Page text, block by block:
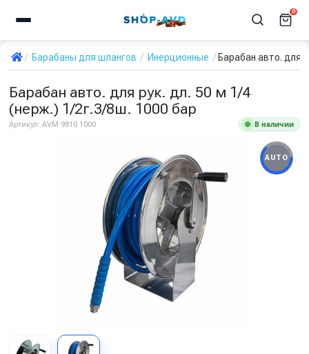
0
Барабаны для шлангов Инерционные Барабан авто. для
Барабан авто. для рук. дл. 50 м 1/4
(нерж.) 1/2г.3/8ш. 1000 бар
Артикул: AVM 9810 1000 В наличии
AUTO